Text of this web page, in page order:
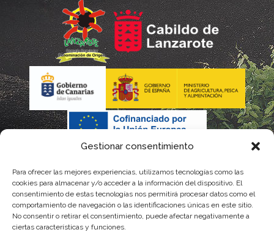
Gestionar consentimiento
Para ofrecer las mejores experiencias, utilizamos tecnologías como las
cookies para almacenar y/o acceder a la información del dispositivo. El
consentimiento de estas tecnologías nos permitirá procesar datos como el
comportamiento de navegación o las identificaciones únicas en este sitio.
No consentir o retirar el consentimiento, puede afectar negativamente a
ciertas características y funciones.
La gestión de la DOP Lanzarote realizada por este Consejo
Regulador es financiada, parcialmente, por el Gobierno de
Canarias